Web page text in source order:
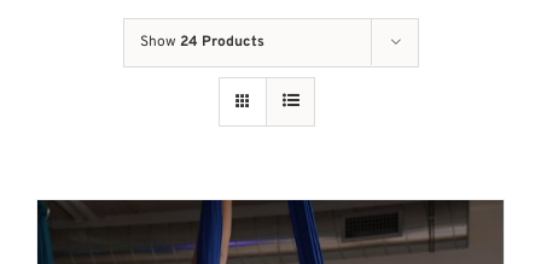
Show 24 Products